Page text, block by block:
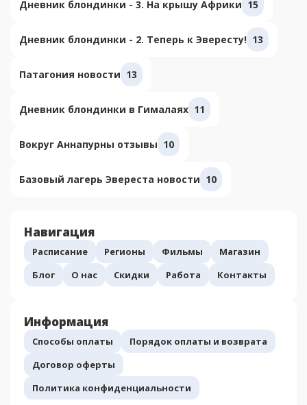
Дневник блондинки - 3. На крышу Африки 15
Дневник блондинки - 2. Теперь к Эвересту! 13
Патагония новости 13
Дневник блондинки в Гималаях 11
Вокруг Аннапурны отзывы 10
Базовый лагерь Эвереста новости 10
Навигация
Расписание Регионы Фильмы
Магазин
Блог
О нас Скидки Работа Контакты
Информация
Способы оплаты
Порядок оплаты и возврата
Договор оферты
Политика конфиденциальности